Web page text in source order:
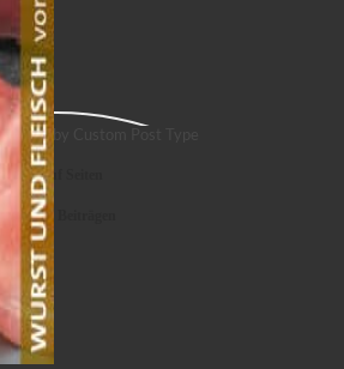
Filter by Custom Post Type
Suche auf Seiten
Suche in Beiträgen